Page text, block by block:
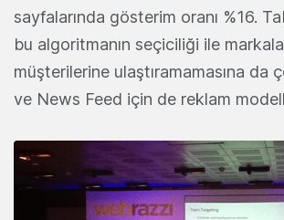
sayfalarında gösterim oranı %16.
bu algoritmanın seçiciliği ile
müşterilerine ulaştıramamasına da
ve News Feed için de reklam